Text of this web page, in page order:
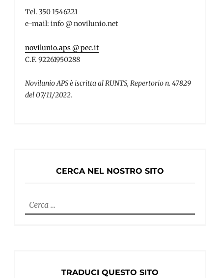
Tel. 350 1546221
e-mail: info @ novilunio.net
novilunio.aps @ pec.it
C.F. 92261950288
Novilunio APS è iscritta al RUNTS, Repertorio n. 47829
del 07/11/2022.
CERCA NEL NOSTRO SITO
Ricerca
per:
TRADUCI QUESTO SITO